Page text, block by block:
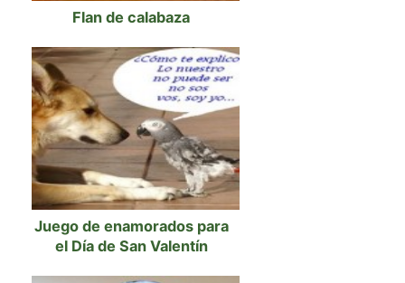
Flan de calabaza
Juego de enamorados para
el Día de San Valentín